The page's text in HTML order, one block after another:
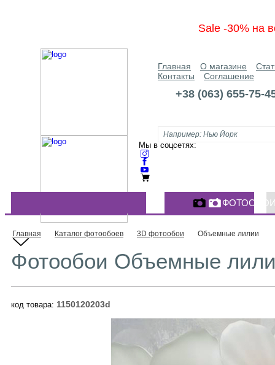
Sale -30% на
Главная О магазине
Контакты
Соглашение
+38 (063) 655-75-
Мы в соцсетях:
КАТАЛОГ ФОТООБОЕВ
Главная Каталог фотообоев 3D фотообои Объемные лилии
Фотообои Объемные
код товара: 1150120203d